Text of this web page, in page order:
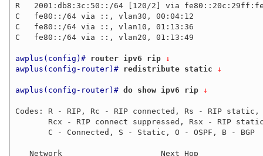
R   2001:db8:3c:50::/64 [120/2] via
C   fe80::/64 via ::, vlan30, 00:04:12
C   fe80::/64 via ::, vlan10, 01:13:36
C   fe80::/64 via ::, vlan20, 01:13:49
awplus(config)# router ipv6 rip ↓
awplus(config-router)#
redistribute static ↓
awplus(config-router)# do show ipv6 rip ↓
Codes: R - RIP, Rc - RIP connected, Rs - RIP static,